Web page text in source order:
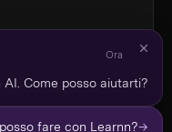
recente
Ora
AI. Come posso aiutarti?
fare con Learnn?→